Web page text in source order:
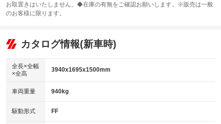
サンルーフ
：装備なし ABS
リフトアップ
：装備なし
：装備なし
パワーウィンドウ
アイドリングストップ
：装備なし
USB入力端子
：装備なし
TV
：装備なし
ビジュアル
：装備なし
：装備なし
革シート
キーレス
HID(キセノンライト)
：装備なし
お取置きはいたしません。◆在庫の有無をご確認お願いします。※販売は一般
のお客様に限ります。
カタログ情報(新車時)
全長×全幅
×全高
3940x1695x1500mm
車両重量 940kg
駆動形式 FF